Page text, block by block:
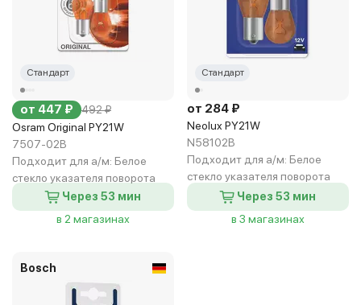
Стандарт
от 447 ₽ 492 ₽
Osram Original PY21W
7507-02B
Подходит для а/м: Белое
стекло указателя поворота
Через 53 мин
в 2 магазинах
Стандарт
от 284 ₽
Neolux PY21W
N58102B
Подходит для а/м: Белое
стекло указателя поворота
Через 53 мин
в 3 магазинах
Bosch